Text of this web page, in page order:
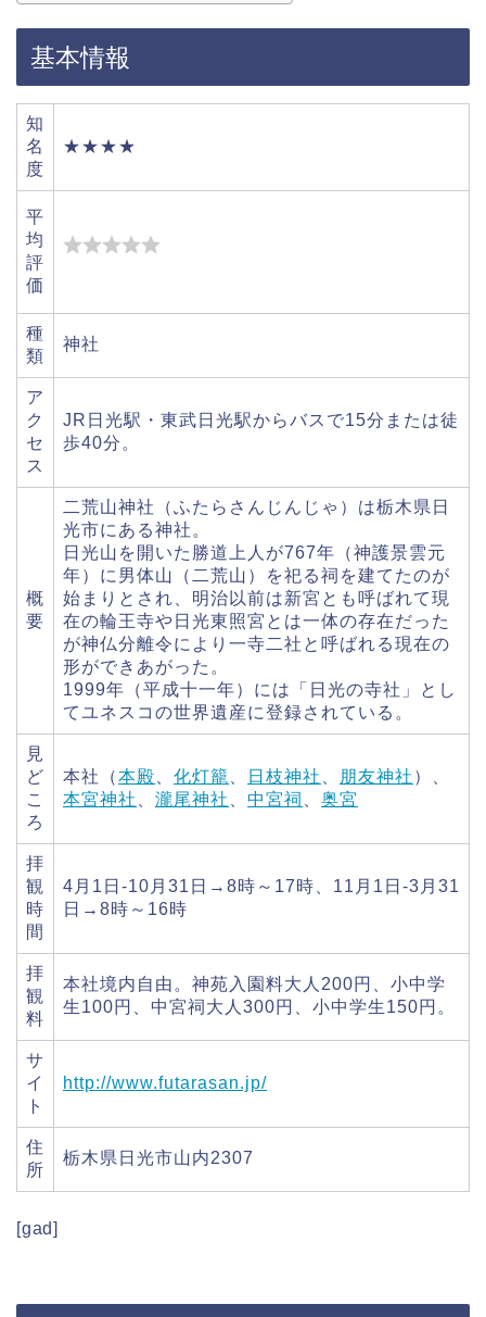
基本情報
知
名
度
★★★★
平
均
評
価
種
類
神社
ア
ク
セ
ス
JR日光駅・東武日光駅からバスで15分または徒
歩40分。
概
要
二荒山神社（ふたらさんじんじゃ）は栃木県日
光市にある神社。
日光山を開いた勝道上人が767年（神護景雲元
年）に男体山（二荒山）を祀る祠を建てたのが
始まりとされ、明治以前は新宮とも呼ばれて現
在の輪王寺や日光東照宮とは一体の存在だった
が神仏分離令により一寺二社と呼ばれる現在の
形ができあがった。
1999年（平成十一年）には「日光の寺社」とし
てユネスコの世界遺産に登録されている。
見
ど
こ
ろ
本社（本殿 化灯籠 日枝神社 朋友神社 ）、
本宮神社
瀧尾神社 中宮祠 奥宮
拝
観
時
間
4月1日-10月31日→8時～17時、11月1日-3月31
日→8時～16時
拝
観
料
本社境内自由。神苑入園料大人200円、小中学
生100円、中宮祠大人300円、小中学生150円。
サ
イ
ト
http://www.futarasan.jp/
住
所
栃木県日光市山内2307
[gad]